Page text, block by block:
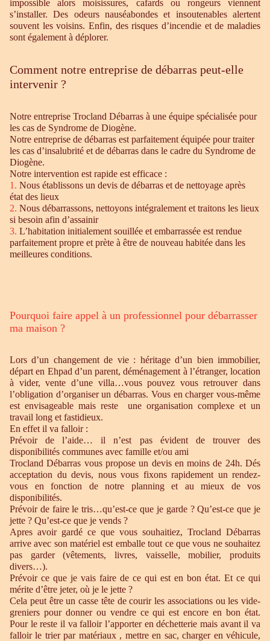
impossible alors moisissures, cafards ou rongeurs viennent
s’installer. Des odeurs nauséabondes et insoutenables alertent
souvent les voisins. Enfin, des risques d’incendie et de maladies
sont également à déplorer.
Comment notre entreprise de débarras peut-elle
intervenir ?
Notre entreprise Trocland Débarras à une équipe spécialisée pour
les cas de Syndrome de Diogène.
Notre entreprise de débarras est parfaitement équipée pour traiter
les cas d’insalubrité et de débarras dans le cadre du Syndrome de
Diogène.
Notre intervention est rapide est efficace :
1. Nous établissons un devis de débarras et de nettoyage après
état des lieux
2. Nous débarrassons, nettoyons intégralement et traitons les lieux
si besoin afin d’assainir
3. L’habitation initialement souillée et embarrassée est rendue
parfaitement propre et prète à être de nouveau habitée dans les
meilleures conditions.
Pourquoi faire appel à un professionnel pour débarrasser
ma maison ?
Lors d’un changement de vie : héritage d’un bien immobilier,
départ en Ehpad d’un parent, déménagement à l’étranger, location
à vider, vente d’une villa…vous pouvez vous retrouver dans
l’obligation d’organiser un débarras. Vous en charger vous-même
est envisageable mais reste une organisation complexe et un
travail long et fastidieux.
En effet il va falloir :
Prévoir de l’aide… il n’est pas évident de trouver des
disponibilités communes avec famille et/ou ami
Trocland Débarras vous propose un devis en moins de 24h. Dés
acceptation du devis, nous vous fixons rapidement un rendez-
vous en fonction de notre planning et au mieux de vos
disponibilités.
Prévoir de faire le tris…qu’est-ce que je garde ? Qu’est-ce que je
jette ? Qu’est-ce que je vends ?
Apres avoir gardé ce que vous souhaitiez, Trocland Débarras
arrive avec son matériel est emballe tout ce que vous ne souhaitez
pas garder (vêtements, livres, vaisselle, mobilier, produits
divers…).
Prévoir ce que je vais faire de ce qui est en bon état. Et ce qui
mérite d’être jeter, où je le jette ?
Cela peut être un casse tête de courir les associations ou les vide-
greniers pour donner ou vendre ce qui est encore en bon état.
Pour le reste il va falloir l’apporter en déchetterie mais avant il va
falloir le trier par matériaux , mettre en sac, charger en véhicule,